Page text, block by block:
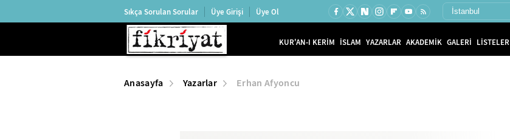
Sıkça Sorulan Sorular Üye Girişi Üye Ol
KUR'AN-I KERİM İSLAM YAZARLAR AKADEMİK GALERİ LİSTELER
Anasayfa Yazarlar Erhan Afyoncu